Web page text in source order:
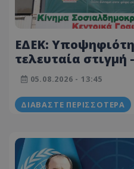
ΕΔΕΚ:
τελευταία στιγμή
μάχη για την
05.08.2026 - 13:45
ΔΙΑΒΆΣΤΕ ΠΕΡΙΣΣΌΤΕΡΑ